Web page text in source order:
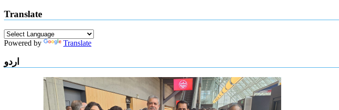
Translate
Powered by Translate
اردو